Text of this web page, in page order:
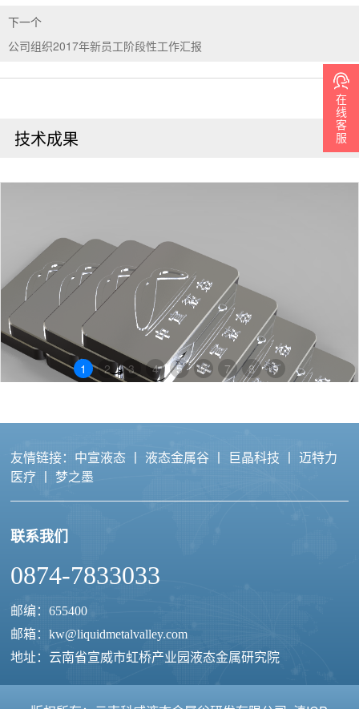
下一个
公司组织2017年新员工阶段性工作汇报
技术成果
1 2 3 4 5 6 7 8 9
友情链接： 中宣液态 丨 液态金属谷 丨 巨晶科技 丨迈特力
医疗 丨 梦之墨
联系我们
0874-7833033
邮编：655400
邮箱：kw@liquidmetalvalley.com
地址：云南省宣威市虹桥产业园液态金属研究院
在
线
客
服